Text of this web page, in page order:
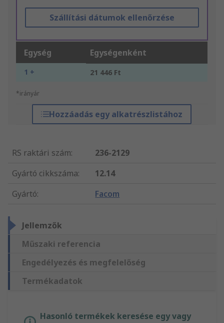
Szállítási dátumok ellenőrzése
Egység Egységenként
1 + 21 446 Ft
*irányár
Hozzáadás egy alkatrészlistához
RS raktári szám:
236-2129
Gyártó cikkszáma:
12.14
Gyártó: Facom
Jellemzők
Műszaki referencia
Engedélyezés és megfelelőség
Termékadatok
Hasonló termékek keresése egy vagy